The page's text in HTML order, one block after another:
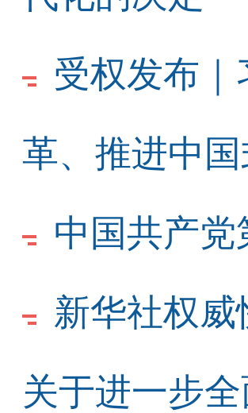
受权发布
革、推进中
中国共产
新华社权
关于进一步